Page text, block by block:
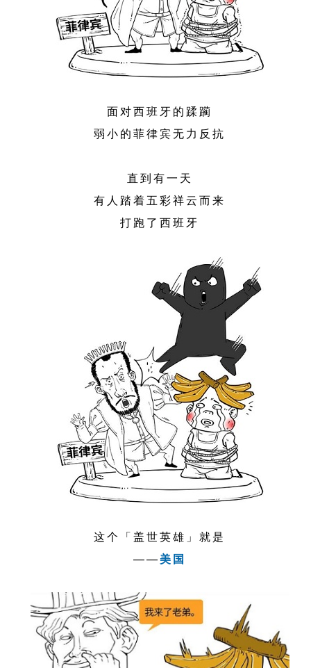
面对西班牙的蹂躏
弱小的菲律宾无力反抗
直到有一天
有人踏着五彩祥云而来
打跑了西班牙
这个「盖世英雄」就是
——美国